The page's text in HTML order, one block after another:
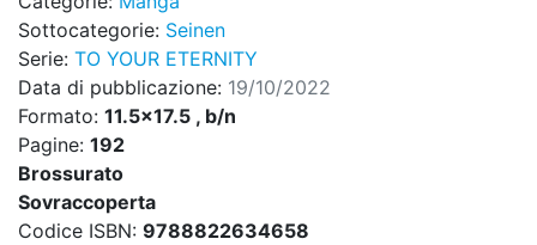
Sottocategorie: Seinen
Serie: TO YOUR ETERNITY
Data di pubblicazione: 19/10/2022
Formato: 11.5x17.5 , b/n
Pagine: 192
Brossurato
Sovraccoperta
Codice ISBN: 9788822634658